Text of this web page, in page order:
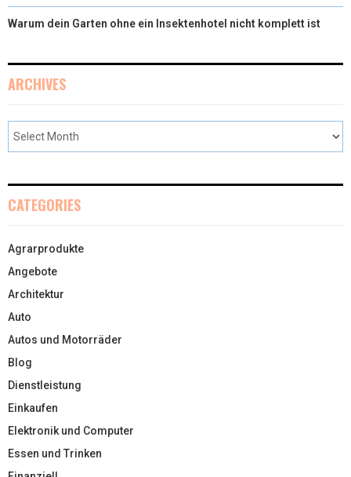
Warum dein Garten ohne ein Insektenhotel nicht komplett ist
ARCHIVES
CATEGORIES
Agrarprodukte
Angebote
Architektur
Auto
Autos und Motorräder
Blog
Dienstleistung
Einkaufen
Elektronik und Computer
Essen und Trinken